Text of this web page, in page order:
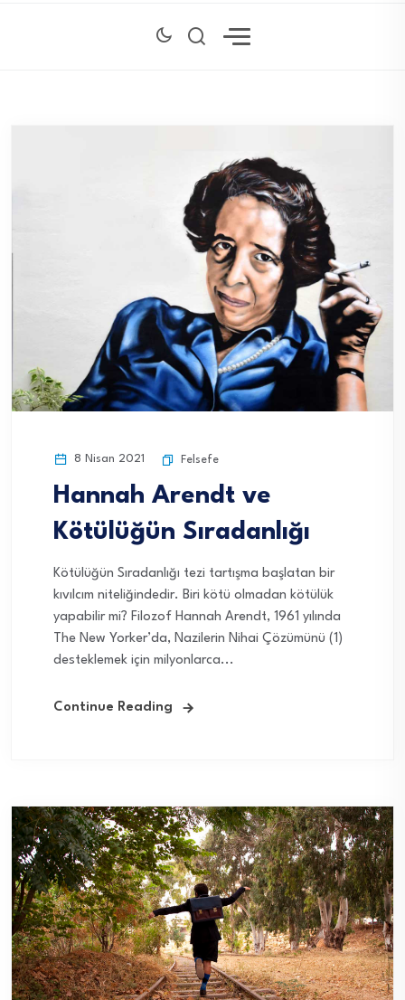
8 Nisan 2021 Felsefe
Hannah Arendt ve
Kötülüğün Sıradanlığı
Kötülüğün Sıradanlığı tezi tartışma başlatan bir
kıvılcım niteliğindedir. Biri kötü olmadan kötülük
yapabilir mi? Filozof Hannah Arendt, 1961 yılında
The New Yorker’da, Nazilerin Nihai Çözümünü (1)
desteklemek için milyonlarca...
Continue Reading